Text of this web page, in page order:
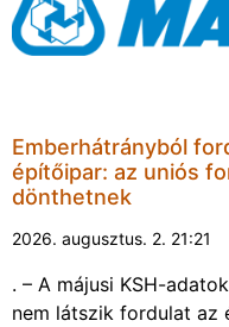
Emberhátrányból
építőipar: az uniós
dönthetnek
2026. augusztus. 2. 21:21
. – A májusi KSH-
nem látszik fordulat az